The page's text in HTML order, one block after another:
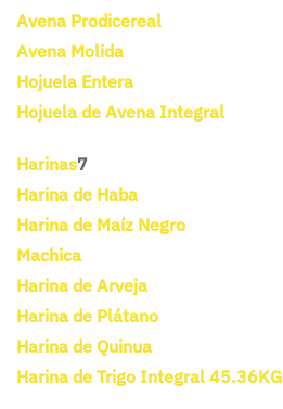
Avena Prodicereal
Avena Molida
Hojuela Entera
Hojuela de Avena Integral
Harinas7
Harina de Haba
Harina de Maíz Negro
Machica
Harina de Arveja
Harina de Plátano
Harina de Quinua
Harina de Trigo Integral 45.36KG